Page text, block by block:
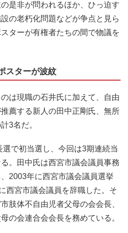
是非が問われるほか、ひっ迫す
の老朽化問題などが争点と見ら
ターが有権者たちの間で物議を
スターが波紋
は現職の石井氏に加えて、自由
薦する新人の田中正剛氏、無所
3名だ。
で初当選し、今回は3期連続当
。田中氏は西宮市議会議員事務
2003年に西宮市議会議員選挙
西宮市議会議員を辞職した。そ
肢体不自由児者父母の会会長、
の会連合会会長を務めている。